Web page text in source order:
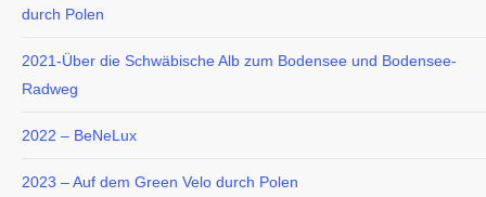
durch Polen
2021-Über die Schwäbische Alb zum Bodensee und Bodensee-
Radweg
2022 – BeNeLux
2023 – Auf dem Green Velo durch Polen